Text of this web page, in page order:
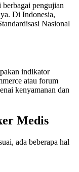
pengujian
Di Indonesia,
Nasional
indikator
atau forum
kenyamanan dan
Medis
ada beberapa hal